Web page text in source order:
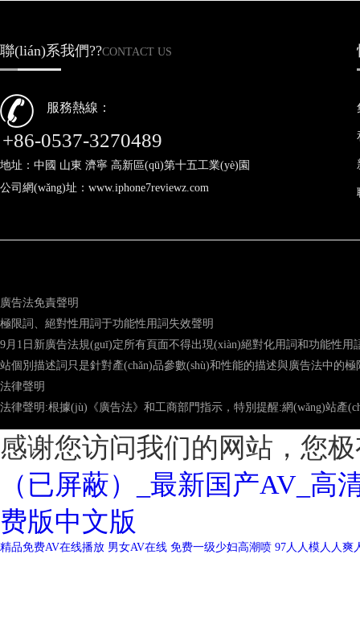
聯(lián)系我們??CONTACT US
服務熱線：
+86-0537-3270489
地址：中國 山東 濟寧 高新區(qū)第十五工業(yè)園
公司網(wǎng)址：www.iphone7reviewz.com
廣告法免責聲明
極限詞、絕對性用詞于功能性用詞失效聲明
9月1日新廣告法規(guī)定所有頁面不得出現(xiàn)絕對化用詞和功能性用
站個別描述詞只是針對產(chǎn)品參數(shù)和性能的描述與廣告法中的極
法律聲明
法律聲明:根據(jù)《廣告法》和工商部門指示，特別提醒:網(wǎng)站產
感谢您访问我们的网站，您
（已屏蔽）_最新国产AV_高
费版中文版
精品免费AV在线播放 男女AV在线 免费一级少妇高潮喷 97人人模人人爽